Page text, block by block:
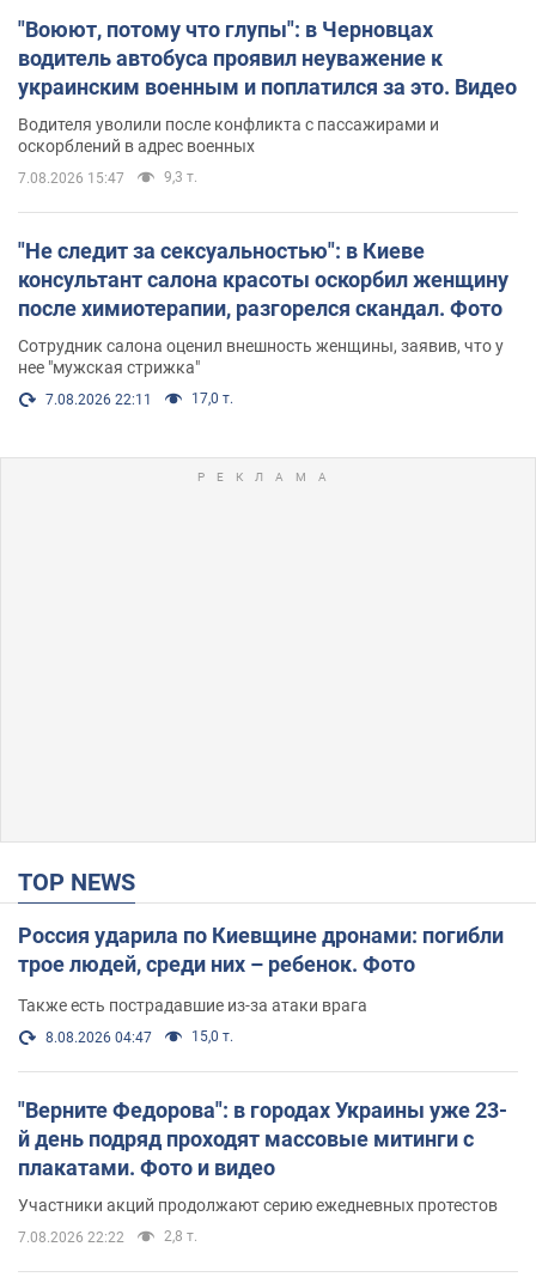
"Воюют, потому что глупы": в Черновцах
водитель автобуса проявил неуважение к
украинским военным и поплатился за это. Видео
Водителя уволили после конфликта с пассажирами и
оскорблений в адрес военных
7.08.2026 15:47 9,3 т.
"Не следит за сексуальностью": в Киеве
консультант салона красоты оскорбил женщину
после химиотерапии, разгорелся скандал. Фото
Сотрудник салона оценил внешность женщины, заявив, что у
нее "мужская стрижка"
7.08.2026 22:11 17,0 т.
TOP NEWS
Россия ударила по Киевщине дронами: погибли
трое людей, среди них – ребенок. Фото
Также есть пострадавшие из-за атаки врага
8.08.2026 04:47 15,0 т.
"Верните Федорова": в городах Украины уже 23-
й день подряд проходят массовые митинги с
плакатами. Фото и видео
Участники акций продолжают серию ежедневных протестов
7.08.2026 22:22 2,8 т.